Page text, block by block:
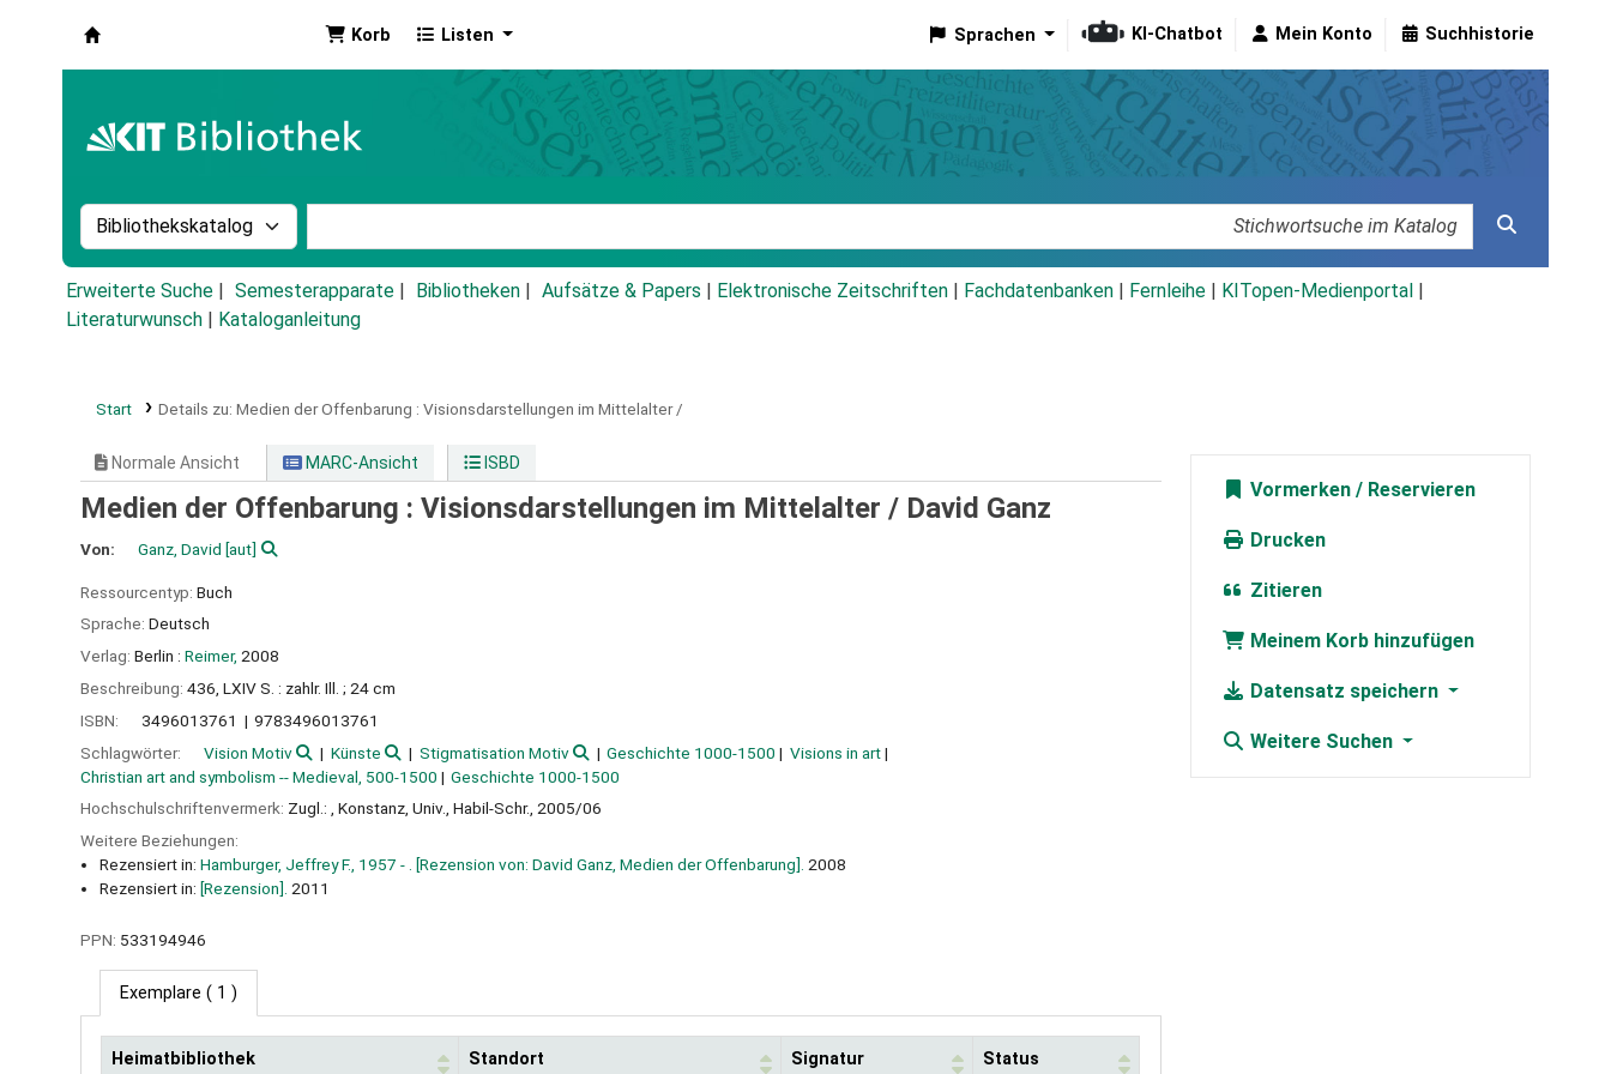
Korb Listen Sprachen KI-Chatbot Mein Konto Suchhistorie
Suche im Katalog nach:
Erweiterte Suche Semesterapparate Bibliotheken Aufsätze & Papers Elektronische Zeitschriften Fachdatenbanken Fernleihe KITopen-Medienportal
Literaturwunsch
Kataloganleitung
Start Details zu: Medien der Offenbarung : Visionsdarstellungen im Mittelalter /
Normale Ansicht MARC-Ansicht ISBD
Medien der Offenbarung : Visionsdarstellungen im Mittelalter / David Ganz
Von: Ganz, David [aut]
Ressourcentyp: Buch
Sprache: Deutsch
Verlag: Berlin : Reimer, 2008
Beschreibung: 436, LXIV S. : zahlr. Ill. ; 24 cm
ISBN:
3496013761
9783496013761
Schlagwörter:
Vision Motiv Künste Stigmatisation Motiv Geschichte 1000-1500
Visions in art
Christian art and symbolism -- Medieval, 500-1500
Geschichte 1000-1500
Hochschulschriftenvermerk: Zugl.: , Konstanz, Univ., Habil-Schr., 2005/06
Weitere Beziehungen:
Rezensiert in: Hamburger, Jeffrey F., 1957 - . [Rezension von: David Ganz, Medien der Offenbarung]. 2008
Rezensiert in: [Rezension]. 2011
PPN: 533194946
Exemplare ( 1 )
Heimatbibliothek Standort Signatur Status
Vormerken
Drucken
Zitieren
Meinem Korb hinzufügen
Datensatz speichern
Weitere Suchen